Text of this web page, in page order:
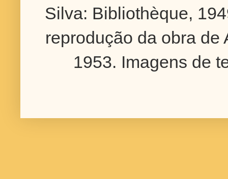
Silva: Bibliothèque,
reprodução da obra de
1953. Imagens de